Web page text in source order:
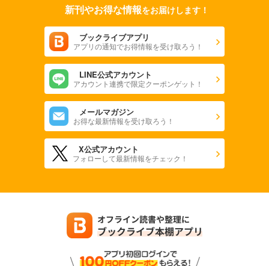
新刊やお得な情報をお届けします！
ブックライブアプリ
アプリの通知でお得情報を受け取ろう！
LINE公式アカウント
アカウント連携で限定クーポンゲット！
メールマガジン
お得な最新情報を受け取ろう！
X公式アカウント
フォローして最新情報をチェック！